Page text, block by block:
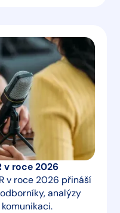
v roce 2026
v roce 2026 přináší
analýzy